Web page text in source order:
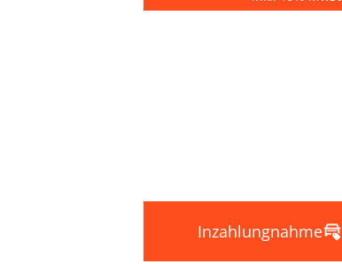
Inzahlungnahme